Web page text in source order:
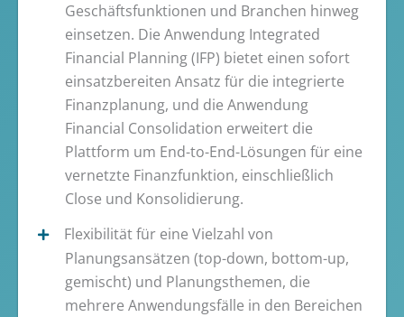
Geschäftsfunktionen und Branchen hinweg
einsetzen. Die Anwendung Integrated
Financial Planning (IFP) bietet einen sofort
einsatzbereiten Ansatz für die integrierte
Finanzplanung, und die Anwendung
Financial Consolidation erweitert die
Plattform um End-to-End-Lösungen für eine
vernetzte Finanzfunktion, einschließlich
Close und Konsolidierung.
Flexibilität für eine Vielzahl von
Planungsansätzen (top-down, bottom-up,
gemischt) und Planungsthemen, die
mehrere Anwendungsfälle in den Bereichen